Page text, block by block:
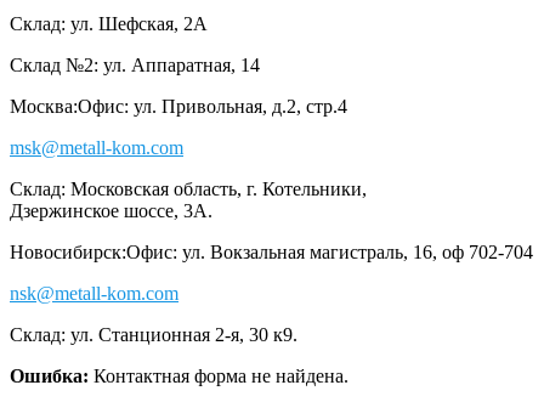
Склад: ул. Шефская, 2А
Склад №2: ул. Аппаратная, 14
Москва:Офис: ул. Привольная, д.2, стр.4
msk@metall-kom.com
Склад: Московская область, г. Котельники,
Дзержинское шоссе, 3А.
Новосибирск:Офис: ул. Вокзальная магистраль, 16, оф 702-704
nsk@metall-kom.com
Склад: ул. Станционная 2-я, 30 к9.
Ошибка: Контактная форма не найдена.